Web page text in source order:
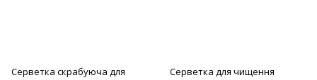
Серветка скрабуюча для
Серветка для чищення